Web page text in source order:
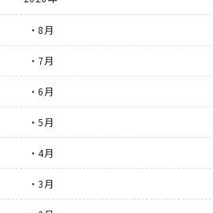
・8月
・7月
・6月
・5月
・4月
・3月